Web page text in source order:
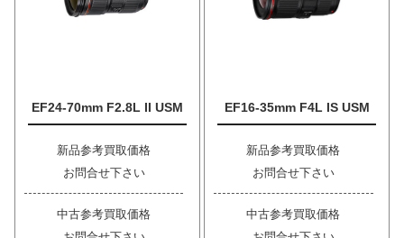
EF24-70mm F2.8L II USM
新品参考買取価格
お問合せ下さい
中古参考買取価格
EF16-35mm F4L IS USM
新品参考買取価格
お問合せ下さい
中古参考買取価格